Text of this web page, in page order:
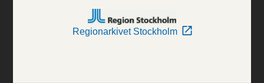
Regionarkivet Stockholm